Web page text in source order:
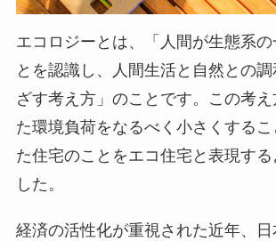
エコロジーとは、「人間が生態系の
とを認識し、人間生活と自然との
ざす考え方」のことです。この考
た環境負荷をなるべく小さくするこ
た住宅のことをエコ住宅と表現する
した。
経済の活性化が重視された近年、